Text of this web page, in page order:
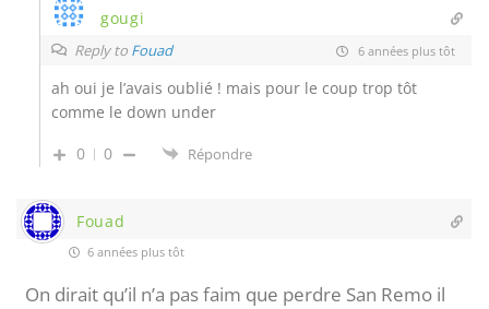
gougi
Reply to Fouad 6 années plus tôt
ah oui je l’avais oublié ! mais pour le coup trop tôt
comme le down under
0
0 Répondre
Fouad
6 années plus tôt
On dirait qu’il n’a pas faim que perdre San Remo il